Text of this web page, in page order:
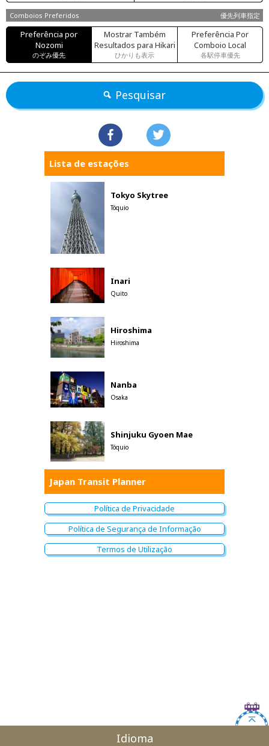
Comboios Preferidos 優先列車指定
Preferência por
Nozomi
のぞみ優先
Mostrar Também
Resultados para Hikari
ひかりも表示
Preferência Por
Comboio Local
各駅停車優先
Pesquisar
Lista de estações
Tokyo Skytree
Tóquio
Inari
Quito
Hiroshima
Hiroshima
Nanba
Osaka
Shinjuku Gyoen Mae
Tóquio
Japan Transit Planner
Política de Privacidade
Política de Segurança de Informação
Termos de Utilização
Idioma